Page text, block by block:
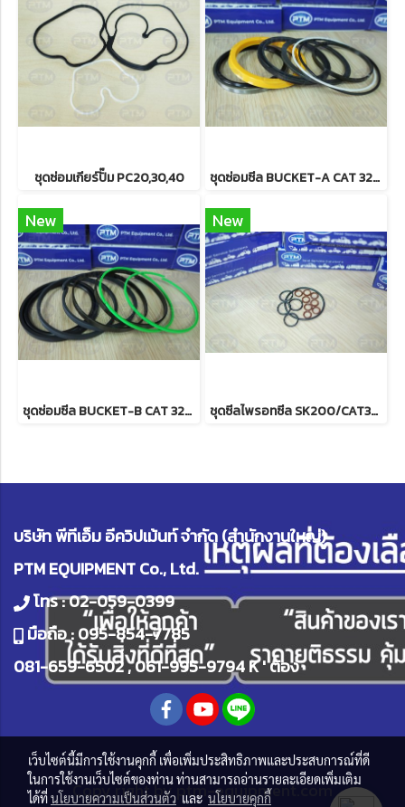
ชุดซ่อมเกียร์ปั๊ม PC20,30,40 ชุดซ่อมซีล BUCKET-A CAT 320D
New
ชุดซ่อมซีล BUCKET-B CAT 320D
New
ชุดซีลไพรอทซีล SK200/CAT320/KX91-3
บริษัท พีทีเอ็ม อีควิปเม้นท์ จำกัด (สำนักงานใหญ่)
PTM EQUIPMENT Co., Ltd.
โทร :02-059-0399
มือถือ :095-854-7785
081-659-6502,061-995-9794K ' ต้อง
Copy right byptm-equipment.com
เว็บไซต์นี้มีการใช้งานคุกกี้ เพื่อเพิ่มประสิทธิภาพและประสบการณ์ที่ดี
ในการใช้งานเว็บไซต์ของท่าน ท่านสามารถอ่านรายละเอียดเพิ่มเติม
ได้ที่นโยบายความเป็นส่วนตัว และ นโยบายคุกกี้